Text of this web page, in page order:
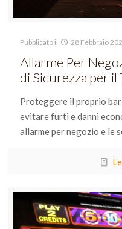
Pubblicato il 28 Febbraio
Allarme Per
di Sicurezza per il
Proteggere il proprio
evitare furti e danni
allarme per negozio e le